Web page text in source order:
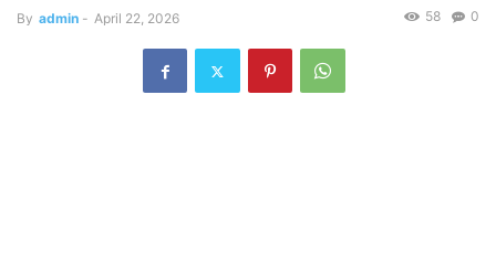
By admin - April 22, 2026 0
58